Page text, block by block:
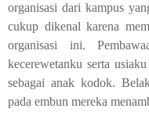
organisasi dari kampus
cukup dikenal karena
organisasi ini.
kecerewetanku serta
sebagai anak kodok.
pada embun mereka